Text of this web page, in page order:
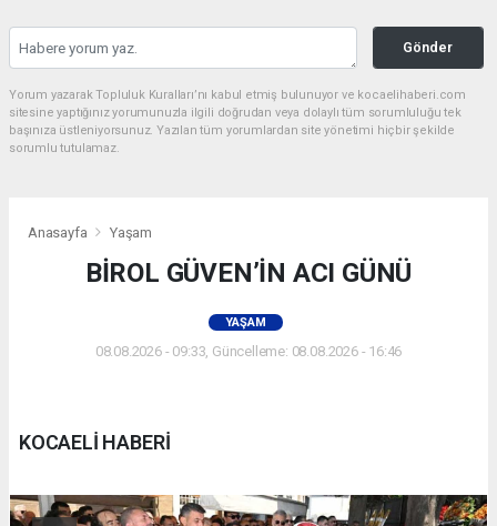
Gönder
Yorum yazarak Topluluk Kuralları’nı kabul etmiş bulunuyor ve kocaelihaberi.com
sitesine yaptığınız yorumunuzla ilgili doğrudan veya dolaylı tüm sorumluluğu tek
başınıza üstleniyorsunuz. Yazılan tüm yorumlardan site yönetimi hiçbir şekilde
sorumlu tutulamaz.
Anasayfa Yaşam
BİROL GÜVEN’İN ACI GÜNÜ
YAŞAM
08.08.2026 - 09:33, Güncelleme: 08.08.2026 - 16:46
KOCAELİ HABERİ